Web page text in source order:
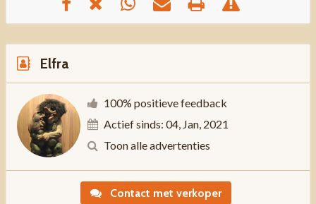
Elfra
100% positieve feedback
Actief sinds: 04, Jan, 2021
Toon alle advertenties
Contact met verkoper